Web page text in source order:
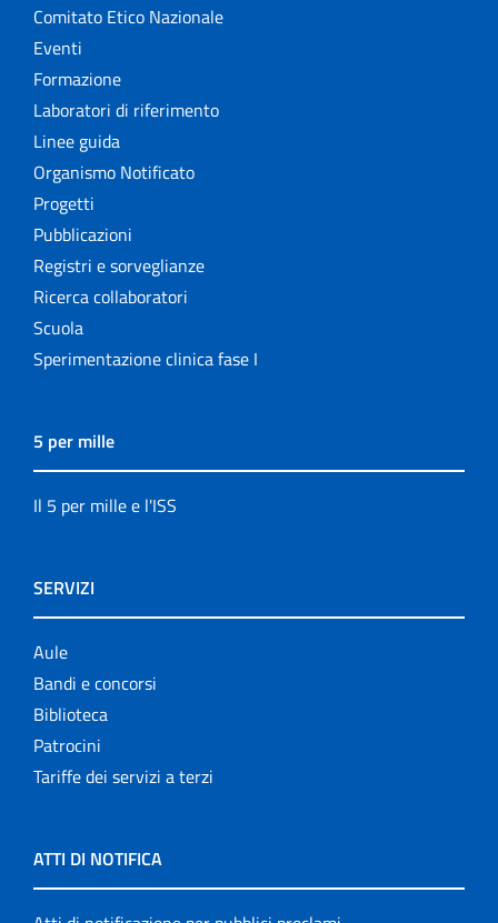
Comitato Etico Nazionale
Eventi
Formazione
Laboratori di riferimento
Linee guida
Organismo Notificato
Progetti
Pubblicazioni
Registri e sorveglianze
Ricerca collaboratori
Scuola
Sperimentazione clinica fase I
5 per mille
Il 5 per mille e l'ISS
SERVIZI
Aule
Bandi e concorsi
Biblioteca
Patrocini
Tariffe dei servizi a terzi
ATTI DI NOTIFICA